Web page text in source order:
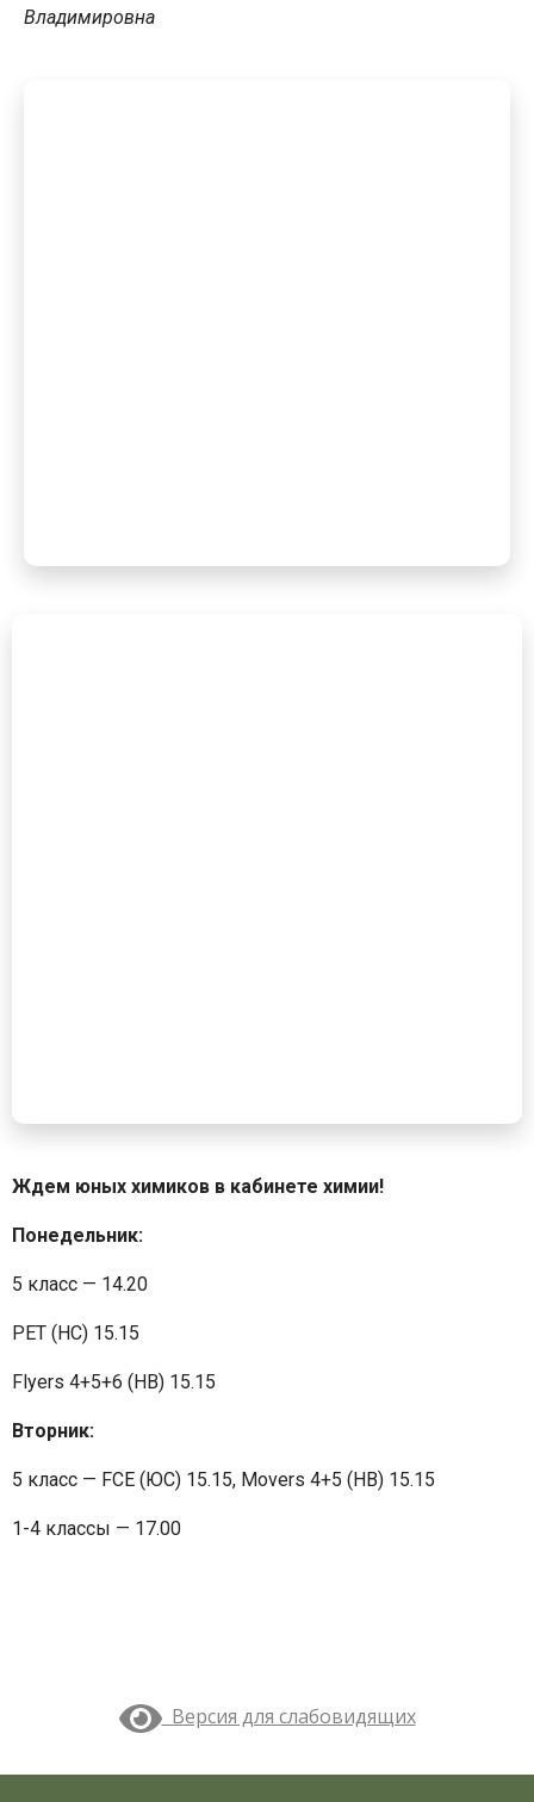
Владимировна
Ждем юных химиков в кабинете химии!
Понедельник:
5 класс — 14.20
PET (HС) 15.15
Flyers 4+5+6 (НВ) 15.15
Вторник:
5 класс — FCE (ЮС) 15.15, Movers 4+5 (НВ) 15.15
1-4 классы — 17.00
Версия для слабовидящих